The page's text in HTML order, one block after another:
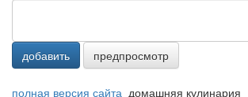
добавить предпросмотр
полная версия сайта домашняя кулинария